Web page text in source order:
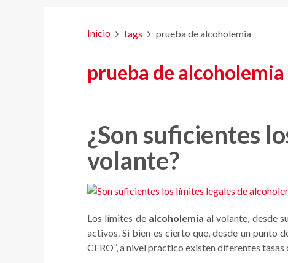
Inicio tags prueba de alcoholemia
prueba de alcoholemia
¿Son suficientes
volante?
Los límites de alcoholemia al volante, desde
activos. Si bien es cierto que, desde un punto
CERO”, a nivel práctico existen diferentes tasas